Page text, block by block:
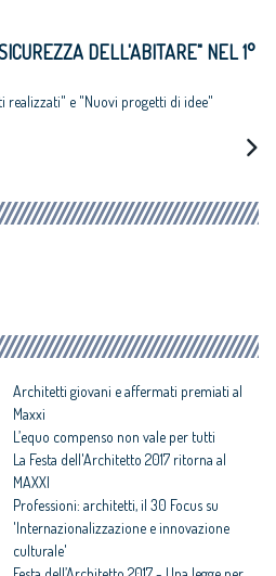
DELL'ABITARE" NEL 1°
realizzati" e "Nuovi progetti di idee"
Architetti giovani e affermati premiati al
Maxxi
L’equo compenso non vale per tutti
La Festa dell'Architetto 2017 ritorna al
MAXXI
Professioni: architetti, il 30 Focus su
'Internazionalizzazione e innovazione
culturale'